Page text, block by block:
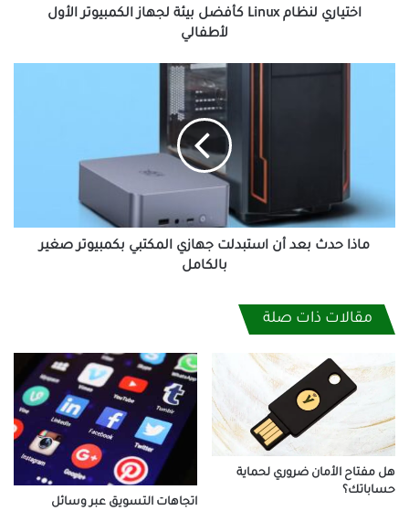
اختياري لنظام Linux كأفضل بيئة لجهاز الكمبيوتر الأول
لأطفالي
بكمبيوتر
صغير
بالكاملماذا حدث بعد أن استبدلت جهازي المكتبي بكمبيوتر صغير
بالكامل
مقالات ذات صلة
هل مفتاح الأمان ضروري لحماية
حساباتك؟
اتجاهات التسويق عبر وسائل